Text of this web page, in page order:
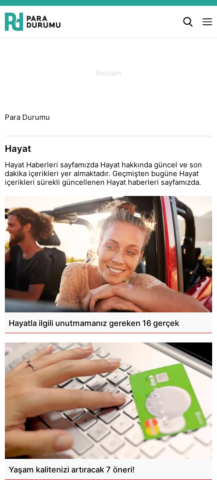
Para Durumu
Hayat
Hayat Haberleri sayfamızda Hayat hakkında güncel ve son
dakika içerikleri yer almaktadır. Geçmişten bugüne Hayat
içerikleri sürekli güncellenen Hayat haberleri sayfamızda.
Hayatla ilgili unutmamanız gereken 16 gerçek
Yaşam kalitenizi artıracak 7 öneri!